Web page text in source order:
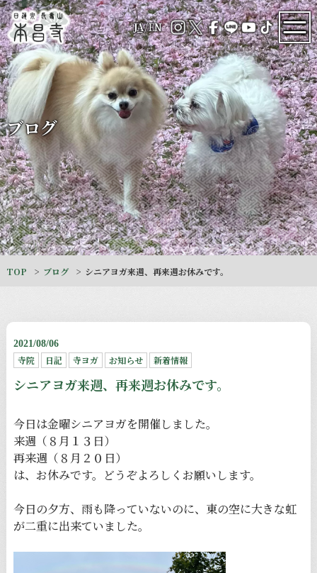
JA/EN
ブログ
TOP ブログ シニアヨガ来週、再来週お休みです。
2021/08/06
寺院 日記 寺ヨガ お知らせ 新着情報
シニアヨガ来週、再来週お休みです。
今日は金曜シニアヨガを開催しました。
来週（８月１３日）
再来週（８月２０日）
は、お休みです。どうぞよろしくお願いします。
今日の夕方、雨も降っていないのに、東の空に大きな虹
が二重に出来ていました。